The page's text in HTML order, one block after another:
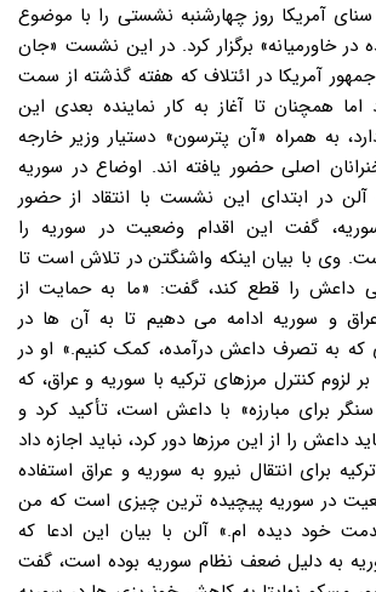
آمریکا روز چهارشنبه نشستی را با موضوع
در خاورمیانه» برگزار کرد. در این نشست «جان
آمریکا در ائتلاف که هفته گذشته از سمت
همچنان تا آغاز به کار نماینده بعدی این
به همراه «آن پترسون» دستیار وزیر خارجه
اصلی حضور یافته اند. اوضاع در سوریه
در ابتدای این نشست با انتقاد از حضور
گفت این اقدام وضعیت در سوریه را
وی با بیان اینکه واشنگتن در تلاش است تا
داعش را قطع کند، گفت: «ما به حمایت از
و سوریه ادامه می دهیم تا به آن ها در
که به تصرف داعش درآمده، کمک کنیم.» او در
لزوم کنترل مرزهای ترکیه با سوریه و عراق، که
برای مبارزه» با داعش است، تأکید کرد و
داعش را از این مرزها دور کرد، نباید اجازه داد
برای انتقال نیرو به سوریه و عراق استفاده
در سوریه پیچیده ترین چیزی است که من
خود دیده ام.» آلن با بیان این ادعا که
به دلیل ضعف نظام سوریه بوده است، گفت